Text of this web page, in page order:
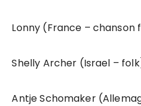
Lonny (France – chanson
Shelly Archer (Israel –
Antje Schomaker